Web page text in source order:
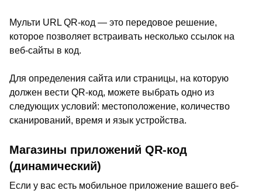
Мульти URL QR-код — это передовое решение,
которое позволяет встраивать несколько ссылок на
веб-сайты в код.
Для определения сайта или страницы, на которую
должен вести QR-код, можете выбрать одно из
следующих условий: местоположение, количество
сканирований, время и язык устройства.
Магазины приложений QR-код
(динамический)
Если у вас есть мобильное приложение вашего веб-